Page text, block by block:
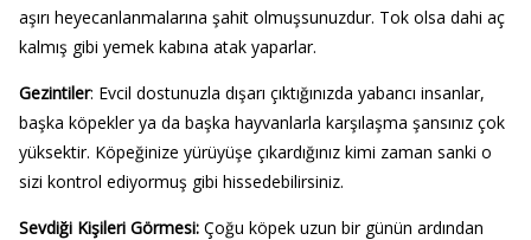
aşırı heyecanlanmalarına şahit olmuşsunuzdur. Tok olsa dahi aç
kalmış gibi yemek kabına atak yaparlar.
Gezintiler: Evcil dostunuzla dışarı çıktığınızda yabancı insanlar,
başka köpekler ya da başka hayvanlarla karşılaşma şansınız çok
yüksektir. Köpeğinize yürüyüşe çıkardığınız kimi zaman sanki o
sizi kontrol ediyormuş gibi hissedebilirsiniz.
Sevdiği Kişileri Görmesi:Çoğu köpek uzun bir günün ardından